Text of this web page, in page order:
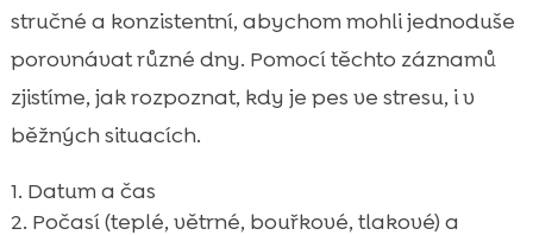
stručné a konzistentní, abychom mohli jednoduše
porovnávat různé dny. Pomocí těchto záznamů
zjistíme, jak rozpoznat, kdy je pes ve stresu, i v
běžných situacích.
Datum a čas
Počasí (teplé, větrné, bouřkové, tlakové) a